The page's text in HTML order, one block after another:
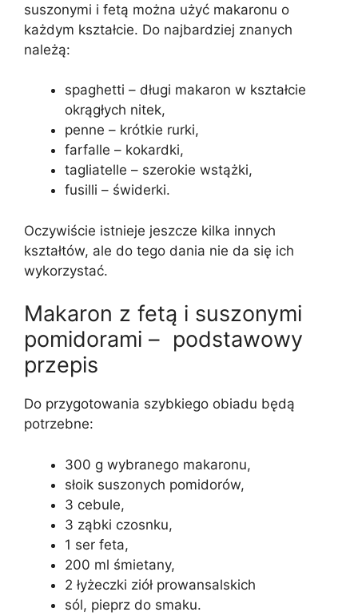
suszonymi i fetą można użyć makaronu o
każdym kształcie. Do najbardziej znanych
należą:
spaghetti – długi makaron w kształcie
okrągłych nitek,
penne – krótkie rurki,
farfalle – kokardki,
tagliatelle – szerokie wstążki,
fusilli – świderki.
Oczywiście istnieje jeszcze kilka innych
kształtów, ale do tego dania nie da się ich
wykorzystać.
Makaron z fetą i suszonymi
pomidorami – podstawowy
przepis
Do przygotowania szybkiego obiadu będą
potrzebne:
300 g wybranego makaronu,
słoik suszonych pomidorów,
3 cebule,
3 ząbki czosnku,
1 ser feta,
200 ml śmietany,
2 łyżeczki ziół prowansalskich
sól, pieprz do smaku.